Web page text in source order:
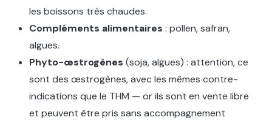
les boissons très chaudes.
Compléments alimentaires : pollen, safran,
algues.
Phyto-œstrogènes (soja, algues) : attention, ce
sont des œstrogènes, avec les mêmes contre-
indications que le THM — or ils sont en vente libre
et peuvent être pris sans accompagnement